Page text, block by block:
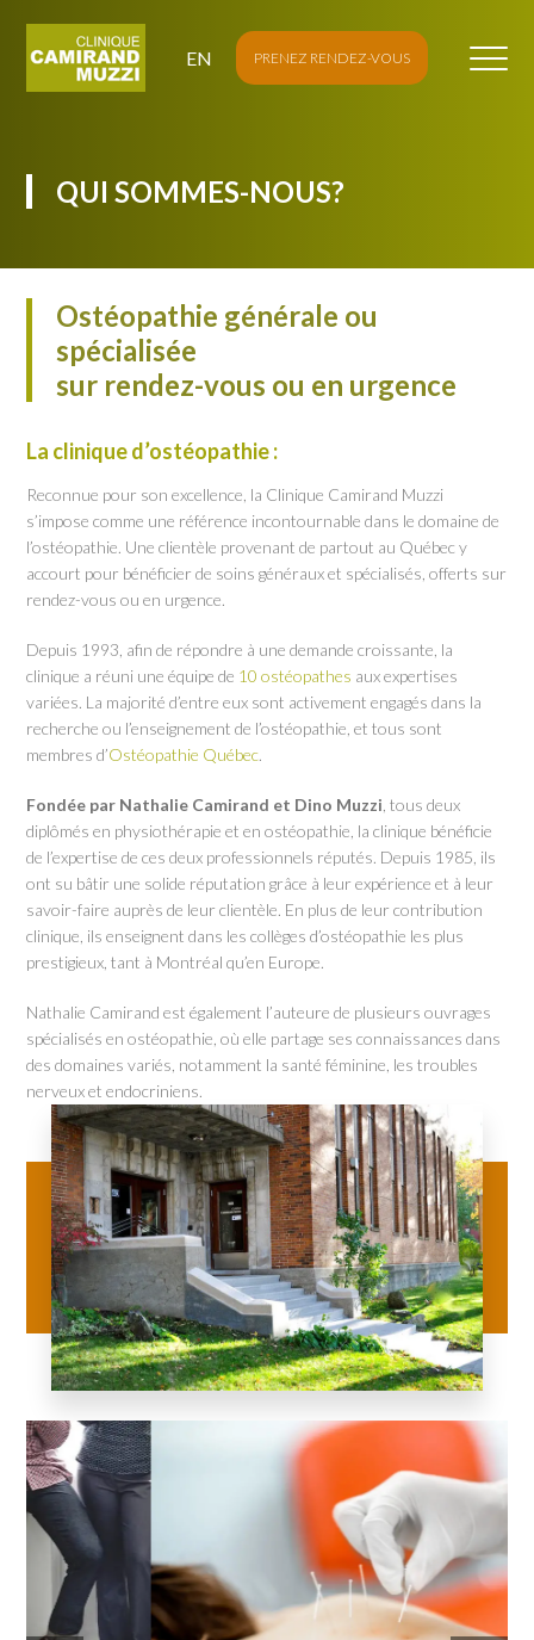
EN PRENEZ RENDEZ-VOUS
QUI SOMMES-NOUS?
Ostéopathie générale ou
spécialisée
sur rendez-vous ou en urgence
La clinique d’ostéopathie :
Reconnue pour son excellence, la Clinique Camirand Muzzi
s’impose comme une référence incontournable dans le domaine de
l’ostéopathie. Une clientèle provenant de partout au Québec y
accourt pour bénéficier de soins généraux et spécialisés, offerts sur
rendez-vous ou en urgence.
Depuis 1993, afin de répondre à une demande croissante, la
clinique a réuni une équipe de 10 ostéopathes aux expertises
variées. La majorité d’entre eux sont activement engagés dans la
recherche ou l’enseignement de l’ostéopathie, et tous sont
membres d’Ostéopathie Québec.
Fondée par Nathalie Camirand et Dino Muzzi , tous deux
diplômés en physiothérapie et en ostéopathie, la clinique bénéficie
de l’expertise de ces deux professionnels réputés. Depuis 1985, ils
ont su bâtir une solide réputation grâce à leur expérience et à leur
savoir-faire auprès de leur clientèle. En plus de leur contribution
clinique, ils enseignent dans les collèges d’ostéopathie les plus
prestigieux, tant à Montréal qu’en Europe.
Nathalie Camirand est également l’auteure de plusieurs ouvrages
spécialisés en ostéopathie, où elle partage ses connaissances dans
des domaines variés, notamment la santé féminine, les troubles
nerveux et endocriniens.